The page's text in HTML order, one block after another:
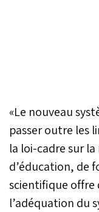
«Le nouveau
passer outre les
la loi-cadre sur
d’éducation, de
scientifique
l’adéquation du